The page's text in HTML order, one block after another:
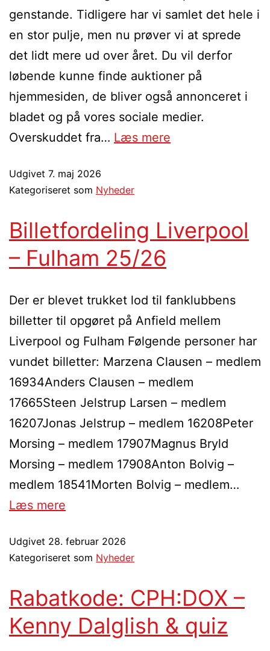
genstande. Tidligere har vi samlet det hele i
en stor pulje, men nu prøver vi at sprede
det lidt mere ud over året. Du vil derfor
løbende kunne finde auktioner på
hjemmesiden, de bliver også annonceret i
bladet og på vores sociale medier.
Overskuddet fra… Læs mere
Udgivet 7. maj 2026
Kategoriseret som Nyheder
Billetfordeling Liverpool
– Fulham 25/26
Der er blevet trukket lod til fanklubbens
billetter til opgøret på Anfield mellem
Liverpool og Fulham Følgende personer har
vundet billetter: Marzena Clausen – medlem
16934Anders Clausen – medlem
17665Steen Jelstrup Larsen – medlem
16207Jonas Jelstrup – medlem 16208Peter
Morsing – medlem 17907Magnus Bryld
Morsing – medlem 17908Anton Bolvig –
medlem 18541Morten Bolvig – medlem…
Læs mere
Udgivet 28. februar 2026
Kategoriseret som Nyheder
Rabatkode: CPH:DOX –
Kenny Dalglish & quiz